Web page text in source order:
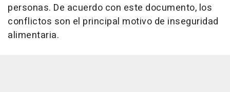
personas. De acuerdo con este documento, los
conflictos son el principal motivo de inseguridad
alimentaria.